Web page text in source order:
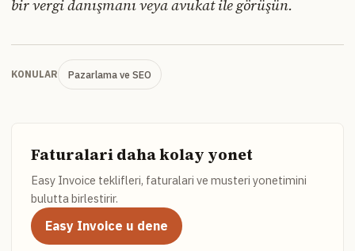
bir vergi danışmanı veya avukat ile görüşün.
KONULAR Pazarlama ve SEO
Faturalari daha kolay yonet
Easy Invoice teklifleri, faturalari ve musteri yonetimini
bulutta birlestirir.
Easy Invoice u dene